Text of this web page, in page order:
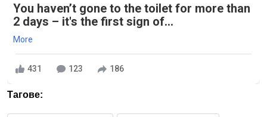
You haven’t gone to the toilet for more than
2 days – it's the first sign of...
More
431 123 186
Тагове: